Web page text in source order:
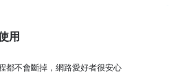
用
都不會斷掉，網路愛好者很安心